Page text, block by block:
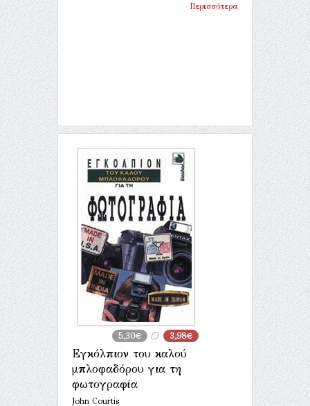
Περισσότερα
5,30€ 3,98€
Εγκόλπιον του καλού
μπλοφαδόρου για τη
φωτογραφία
John Courtis